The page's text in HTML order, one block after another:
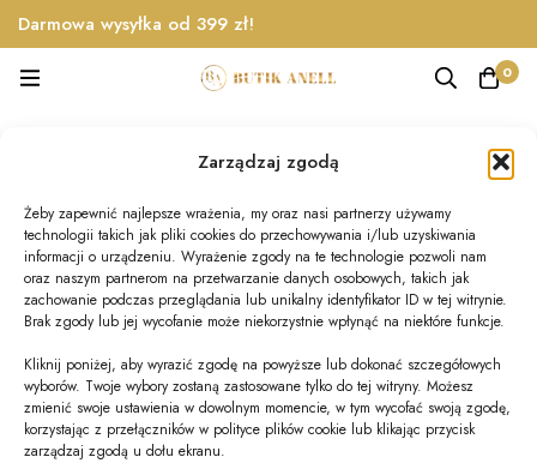
Zarządzaj zgodą
Żeby zapewnić najlepsze wrażenia, my oraz nasi partnerzy używamy
technologii takich jak pliki cookies do przechowywania i/lub uzyskiwania
informacji o urządzeniu. Wyrażenie zgody na te technologie pozwoli nam
oraz naszym partnerom na przetwarzanie danych osobowych, takich jak
zachowanie podczas przeglądania lub unikalny identyfikator ID w tej witrynie.
Brak zgody lub jej wycofanie może niekorzystnie wpłynąć na niektóre funkcje.
Kliknij poniżej, aby wyrazić zgodę na powyższe lub dokonać szczegółowych
wyborów. Twoje wybory zostaną zastosowane tylko do tej witryny. Możesz
zmienić swoje ustawienia w dowolnym momencie, w tym wycofać swoją zgodę,
korzystając z przełączników w polityce plików cookie lub klikając przycisk
zarządzaj zgodą u dołu ekranu.
Darmowa wysyłka od 399 zł!
0
koszula damska
Nie znaleziono produktów, których szukasz.